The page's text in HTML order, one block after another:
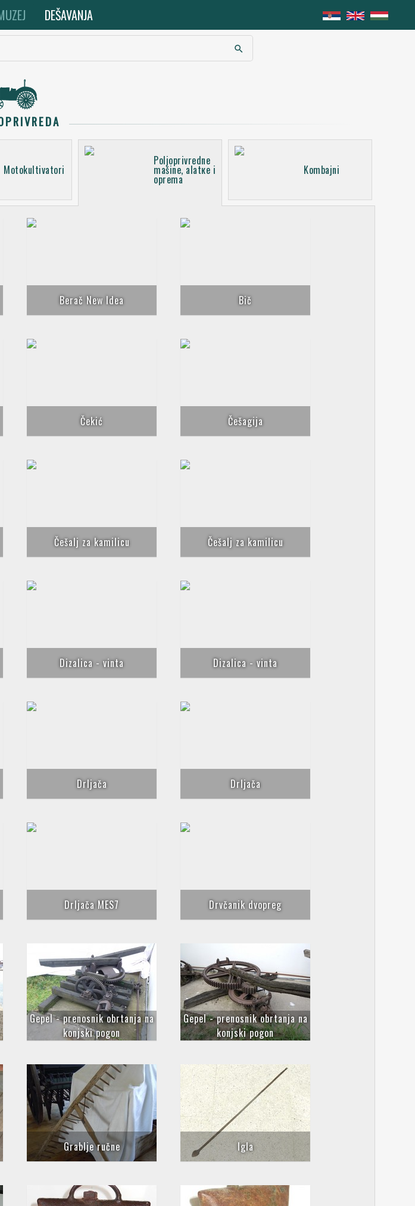
DEŠAVANJA
search
Motokultivatori
Poljoprivredne
mašine, alatке i
oprema
Kombajni
Berač New Idea Bič
Čekić Češagija
Češalj za kamilicu Češalj za kamilicu
Dizalica - vinta Dizalica - vinta
Drljača Drljača
Drljača MES7 Drvčanik dvopreg
Gepel - prenosnik obrtanja na
konjski pogon
Gepel - prenosnik obrtanja na
konjski pogon
Grablje ručne Igla